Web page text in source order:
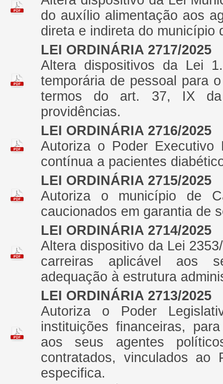
do auxílio alimentação aos
direta e indireta do município
LEI ORDINÁRIA 2717/2025
Altera dispositivos da Lei
temporária de pessoal para
termos do art. 37, IX da
providências.
LEI ORDINÁRIA 2716/2025
Autoriza o Poder Executivo
contínua a pacientes
LEI ORDINÁRIA 2715/2025
Autoriza o município de
caucionados em garantia de
LEI ORDINÁRIA 2714/2025
Altera dispositivo da Lei
carreiras aplicável aos
adequação à estrutura
LEI ORDINÁRIA 2713/2025
Autoriza o Poder
instituições financeiras,
aos seus agentes
contratados, vinculados ao
especifica.